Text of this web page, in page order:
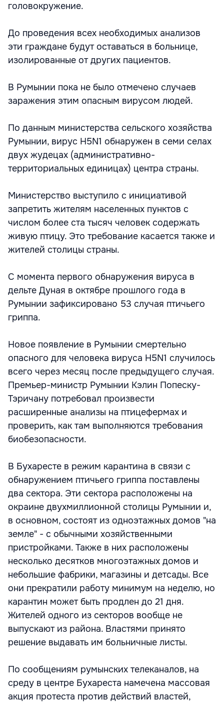
головокружение.
До проведения всех необходимых анализов
эти граждане будут оставаться в больнице,
изолированные от других пациентов.
В Румынии пока не было отмечено случаев
заражения этим опасным вирусом людей.
По данным министерства сельского хозяйства
Румынии, вирус H5N1 обнаружен в семи селах
двух жудецах (административно-
территориальных единицах) центра страны.
Министерство выступило с инициативой
запретить жителям населенных пунктов с
числом более ста тысяч человек содержать
живую птицу. Это требование касается также и
жителей столицы страны.
С момента первого обнаружения вируса в
дельте Дуная в октябре прошлого года в
Румынии зафиксировано 53 случая птичьего
гриппа.
Новое появление в Румынии смертельно
опасного для человека вируса H5N1 случилось
всего через месяц после предыдущего случая.
Премьер-министр Румынии Кэлин Попеску-
Тэричану потребовал произвести
расширенные анализы на птицефермах и
проверить, как там выполняются требования
биобезопасности.
В Бухаресте в режим карантина в связи с
обнаружением птичьего гриппа поставлены
два сектора. Эти сектора расположены на
окраине двухмиллионной столицы Румынии и,
в основном, состоят из одноэтажных домов "на
земле" - с обычными хозяйственными
пристройками. Также в них расположены
несколько десятков многоэтажных домов и
небольшие фабрики, магазины и детсады. Все
они прекратили работу минимум на неделю, но
карантин может быть продлен до 21 дня.
Жителей одного из секторов вообще не
выпускают из района. Властями принято
решение выдавать им больничные листы.
По сообщениям румынских телеканалов, на
среду в центре Бухареста намечена массовая
акция протеста против действий властей,